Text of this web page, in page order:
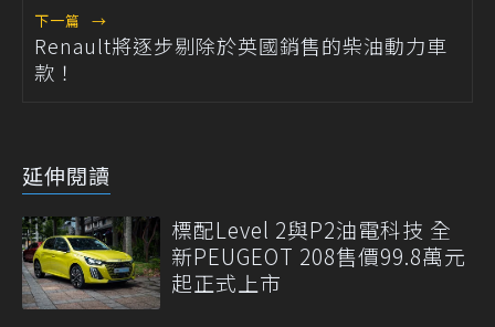
下一篇 →
Renault將逐步剔除於英國銷售的柴油動力車
款！
延伸閱讀
標配Level 2與P2油電科技 全
新PEUGEOT 208售價99.8萬元
起正式上市